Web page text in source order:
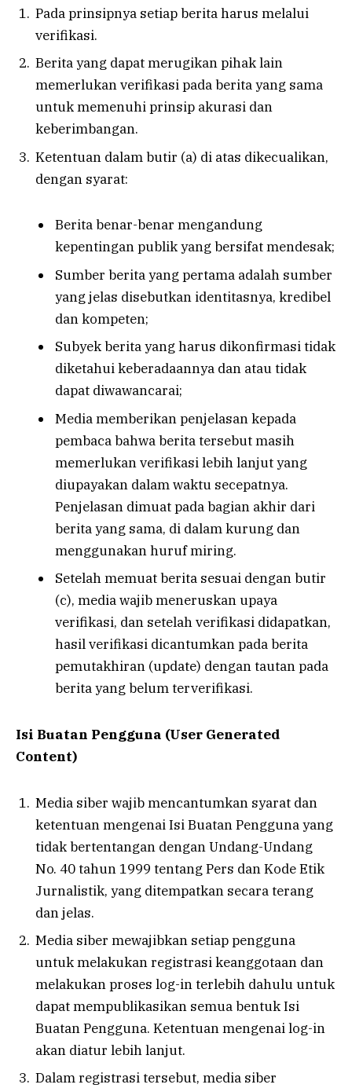
Pada prinsipnya setiap berita harus melalui
verifikasi.
Berita yang dapat merugikan pihak lain
memerlukan verifikasi pada berita yang sama
untuk memenuhi prinsip akurasi dan
keberimbangan.
Ketentuan dalam butir (a) di atas dikecualikan,
dengan syarat:
Berita benar-benar mengandung
kepentingan publik yang bersifat mendesak;
Sumber berita yang pertama adalah sumber
yang jelas disebutkan identitasnya, kredibel
dan kompeten;
Subyek berita yang harus dikonfirmasi tidak
diketahui keberadaannya dan atau tidak
dapat diwawancarai;
Media memberikan penjelasan kepada
pembaca bahwa berita tersebut masih
memerlukan verifikasi lebih lanjut yang
diupayakan dalam waktu secepatnya.
Penjelasan dimuat pada bagian akhir dari
berita yang sama, di dalam kurung dan
menggunakan huruf miring.
Setelah memuat berita sesuai dengan butir
(c), media wajib meneruskan upaya
verifikasi, dan setelah verifikasi didapatkan,
hasil verifikasi dicantumkan pada berita
pemutakhiran (update) dengan tautan pada
berita yang belum terverifikasi.
Isi Buatan Pengguna (User Generated
Content)
Media siber wajib mencantumkan syarat dan
ketentuan mengenai Isi Buatan Pengguna yang
tidak bertentangan dengan Undang-Undang
No. 40 tahun 1999 tentang Pers dan Kode Etik
Jurnalistik, yang ditempatkan secara terang
dan jelas.
Media siber mewajibkan setiap pengguna
untuk melakukan registrasi keanggotaan dan
melakukan proses log-in terlebih dahulu untuk
dapat mempublikasikan semua bentuk Isi
Buatan Pengguna. Ketentuan mengenai log-in
akan diatur lebih lanjut.
Dalam registrasi tersebut, media siber